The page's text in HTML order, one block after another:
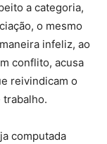
a categoria,
o mesmo
infeliz, ao
conflito, acusa
reivindicam o
computada